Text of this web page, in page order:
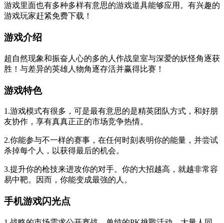
游戏里面也有多种多样有意思的游戏道具能够应用。有兴趣的
游戏玩家赶紧免费下载！
游戏介绍
超自然现象和振奋人心的多的人作战皇室与深爱的妖怪角逐获
胜！与差异的英雄人物角逐存活并赢得比赛！
游戏特色
1.游戏模式有很多，可是最有意思的是精英团队方式，和好朋
友协作，享有真真正正的市场竞争热情。
2.你能参与不一样的赛事，在任何时刻表明你的能量，并尝试
杀掉每个人，以获得最后的机会。
3.提升你的枪技来进攻你的对手。你的大招越高，就越非常容
易中靶。因而，你能变成最強的人。
手机游戏闪光点